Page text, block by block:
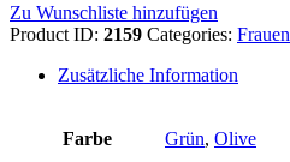
Zu Wunschliste hinzufügen
Product ID: 2159 Categories: Frauen
Zusätzliche Information
Farbe Grün, Olive